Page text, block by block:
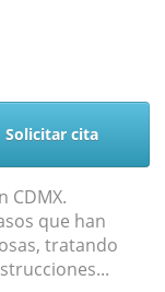
Solicitar cita
CDMX.
que han
tratando